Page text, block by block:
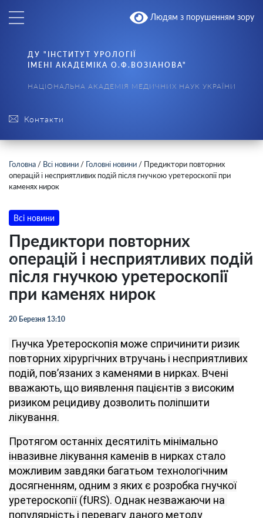
Людям з порушенням зору
Контакти
ДУ "ІНСТИТУТ УРОЛОГІЇ
ІМЕНІ АКАДЕМІКА О.Ф.ВОЗІАНОВА"
НАЦІОНАЛЬНА АКАДЕМІЯ МЕДИЧНИХ НАУК УКРАЇНИ
Головна / Всі новини / Головні новини / Предиктори повторних
операцій і несприятливих подій після гнучкою уретероскопії при
каменях нирок
Всі новини
Предиктори повторних
операцій і несприятливих подій
після гнучкою уретероскопії
при каменях нирок
20 Березня 13:10
Гнучка Уретероскопія може спричинити ризик
повторних хірургічних втручань і несприятливих
подій, пов’язаних з каменями в нирках. Вчені
вважають, що виявлення пацієнтів з високим
ризиком рецидиву дозволить поліпшити
лікування.
Протягом останніх десятиліть мінімально
інвазивне лікування каменів в нирках стало
можливим завдяки багатьом технологічним
досягненням, одним з яких є розробка гнучкої
уретероскопії (fURS). Однак незважаючи на
популярність і перевагу даного методу